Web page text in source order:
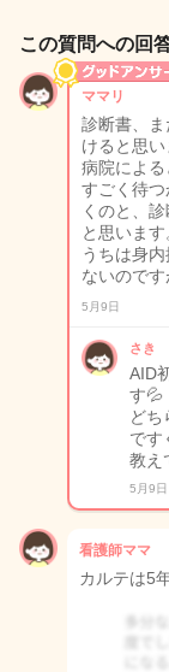
この質問への回
ママリ
診断書、
けると思い
病院によ
すごく待
くのと、
と思います
うちは身
ないのです
5月9日
さき
AID
す💦
どち
です
教え
5月9日
看護師ママ
カルテは5